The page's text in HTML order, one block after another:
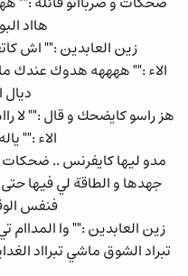
هااد
زين العابدين :"" اش
الاء :"" ههههه هدوك عندك
هز راسو كايضحك و قال :"" لا
الاء :""
مدو ليها كايفرنس .. ضحكات
جهدها و الطاقة لي فيها
فنفس
زين العابدين :"" وا
تبراد الشوق ماشي تبرااد